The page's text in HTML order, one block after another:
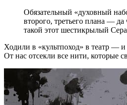
Обязательный «духовный
второго, третьего плана —
такой этот шестикрылый
Ходили в «культпоход» в театр —
От нас отсекли все нити, которые